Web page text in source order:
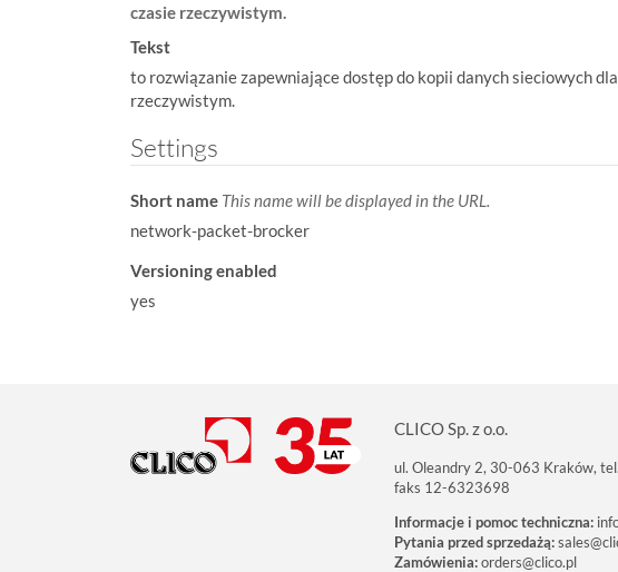
e
w
:
czasie rzeczywistym.
Tekst
to rozwiązanie zapewniające dostęp do kopii danych sieciowych
rzeczywistym.
Settings
Short name This name will be displayed in the URL.
network-packet-brocker
Versioning enabled
yes
CLICO Sp. z o.o.
ul. Oleandry 2, 30-063 Kraków,
faks 12-6323698
Informacje i pomoc techniczna:
Pytania przed sprzedażą:
Zamówienia:orders@clico.pl